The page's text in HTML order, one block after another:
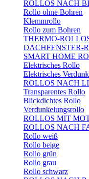
ROLLOS NACH
Rollo ohne Bohren
Klemmrollo
Rollo zum Bohren
THERMO-
DACHFENSTER-
SMART HOME
Elektrisches Rollo
Elektrisches
ROLLOS NACH
Transparentes Rollo
Blickdichtes Rollo
Verdunkelungsrollo
ROLLOS MIT
ROLLOS NACH
Rollo weiß
Rollo beige
Rollo grün
Rollo grau
Rollo schwarz